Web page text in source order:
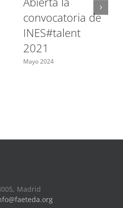
convocatoria de
INES#talent
2021
Mayo 2024
Madrid